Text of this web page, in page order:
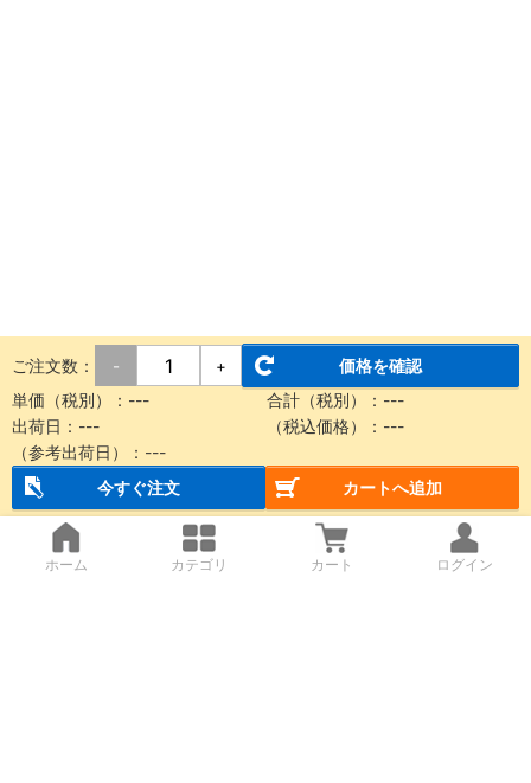
ご注文数： - +
価格を確認
単価（税別）： --- 合計（税別）： ---
出荷日： --- （税込価格）： ---
（参考出荷日）： ---
今すぐ注文
カートへ追加
ホーム カテゴリ カート ログイン